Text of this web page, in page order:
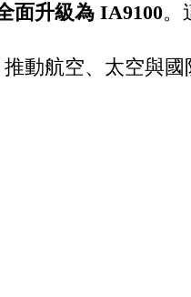
面升級為 IA9100。
動航空、太空與